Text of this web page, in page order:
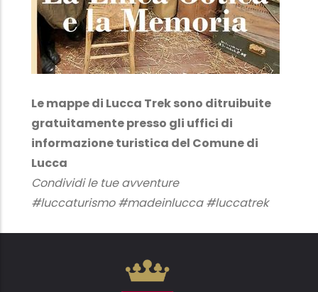
Le mappe di Lucca Trek sono ditruibuite
gratuitamente presso gli uffici di
informazione turistica del Comune di
Lucca
Condividi le tue avventure
#luccaturismo #madeinlucca #luccatrek